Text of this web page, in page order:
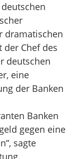
dramatischen
der Chef des
deutschen
eine
der Banken
Banken
gegen eine
sagte